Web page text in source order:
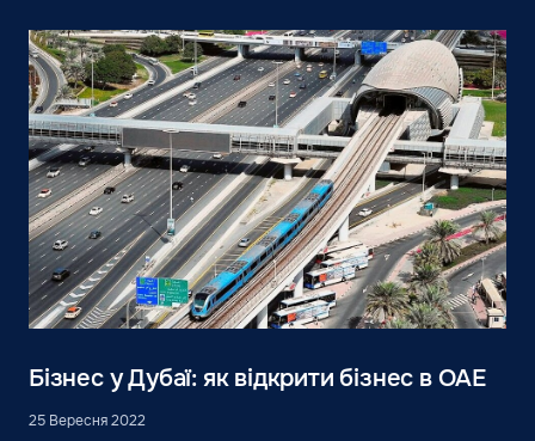
Бізнес у Дубаї: як відкрити бізнес в ОАЕ
25 Вересня 2022